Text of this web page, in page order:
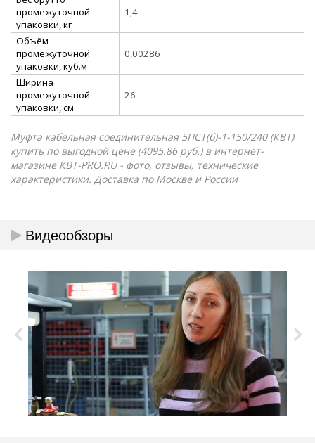
промежуточной
упаковки, кг
1,4
Объём
промежуточной
упаковки, куб.м
0,00286
Ширина
промежуточной
упаковки, см
26
Муфта кабельная соединительная 5ПСТ(б)-1-150/240 (КВТ)
купить по выгодной цене (4095.86 руб.) в интернет-
магазине КВТ-PRO.RU - фото, отзывы, технические
характеристики. Доставка по Москве и России
Видеообзоры